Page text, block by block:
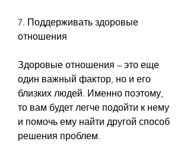
7. Поддерживать здоровые
отношения
Здоровые отношения – это еще
один важный фактор, но и его
близких людей. Именно поэтому,
то вам будет легче подойти к нему
и помочь ему найти другой способ
решения проблем.